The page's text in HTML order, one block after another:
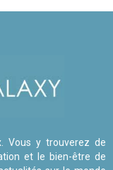
Vous y trouverez de
et le bien-être de